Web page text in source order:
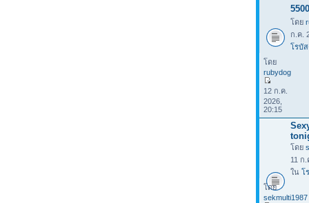
โดย
ก.ค.
โรบั
โดย
rubydog
12 ก.ค.
2026,
20:15
โดย
11 ก.
ใน โ
โดย
sekmulti1987